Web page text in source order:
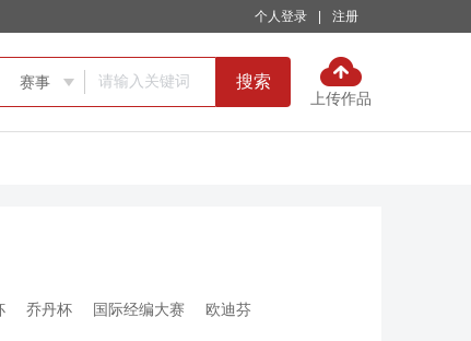
个人登录 注册
赛事  搜索
上传作品
乔丹杯 国际经编大赛 欧迪芬